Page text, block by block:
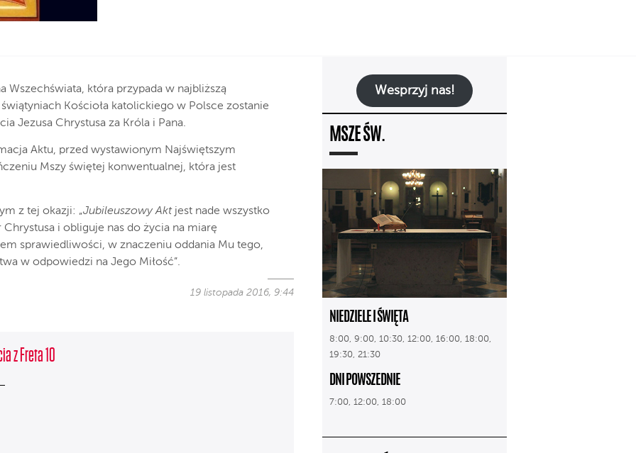
Wszechświata, która przypada w najbliższą
Kościoła katolickiego w Polsce zostanie
Jezusa Chrystusa za Króla i Pana.
Aktu, przed wystawionym Najświętszym
Mszy świętej konwentualnej, która jest
z tej okazji: „Jubileuszowy Aktjest nade wszystko
i obliguje nas do życia na miarę
sprawiedliwości, w znaczeniu oddania Mu tego,
w odpowiedzi na Jego Miłość”.
19 listopada 2016, 9:44
z Freta 10
Wesprzyj nas!
MSZE ŚW.
NIEDZIELE I ŚWIĘTA
8:00, 9:00, 10:30, 12:00, 16:00, 18:00,
19:30, 21:30
DNI POWSZEDNIE
7:00, 12:00, 18:00